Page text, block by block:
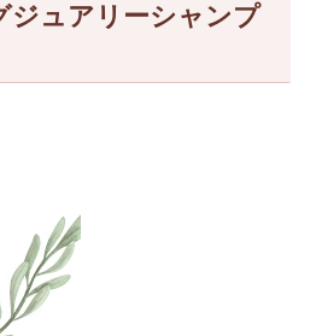
ュアリーシャンプ